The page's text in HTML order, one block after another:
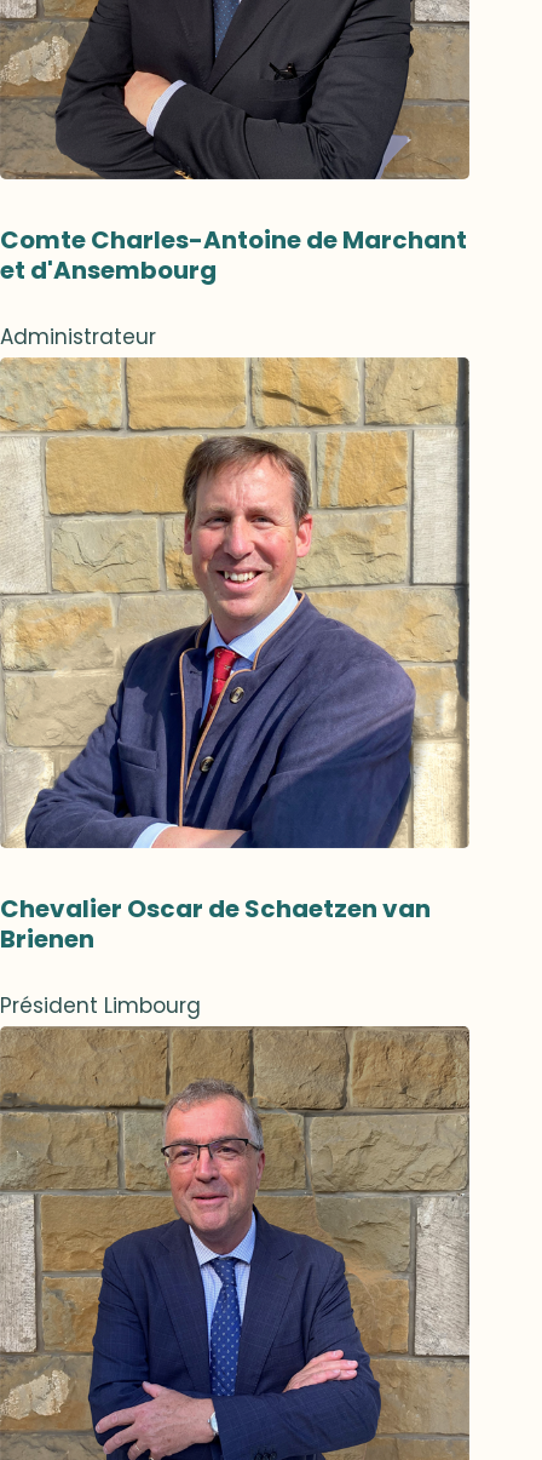
Comte Charles-Antoine de Marchant
et d'Ansembourg
Administrateur
Chevalier Oscar de Schaetzen van
Brienen
Président Limbourg